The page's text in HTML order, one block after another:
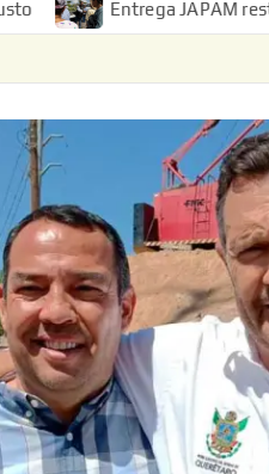
Entrega JAPAM restauración